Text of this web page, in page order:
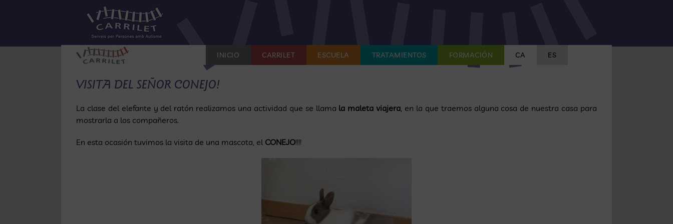
INICIO CARRILET ESCUELA TRATAMIENTOS FORMACIÓN CA ES
VISITA DEL SEÑOR CONEJO!
La clase del elefante y del ratón realizamos una actividad que se llama la maleta viajera , en la que traemos alguna cosa de nuestra casa para
mostrarla a los compañeros.
En esta ocasión tuvimos la visita de una mascota, el CONEJO!!!!